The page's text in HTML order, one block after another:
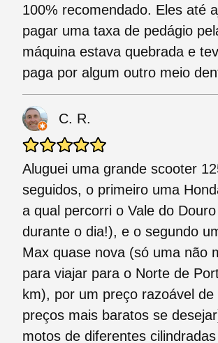
100% recomendado. Eles até
pagar uma taxa de pedágio
máquina estava quebrada e
paga por algum outro meio
C. R.
Aluguei uma grande scooter
seguidos, o primeiro uma
a qual percorri o Vale do
durante o dia!), e o segundo
Max quase nova (só uma não
para viajar para o Norte de
km), por um preço razoável
preços mais baratos se
motos de diferentes